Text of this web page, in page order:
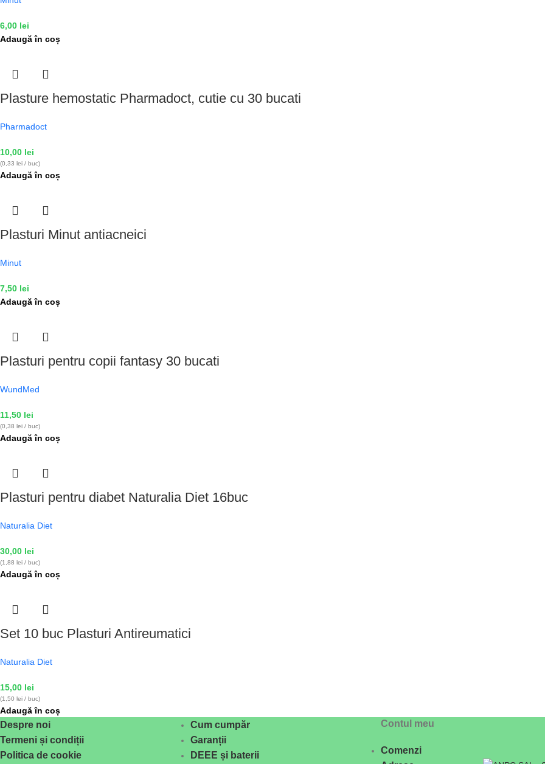
6,00 lei
Adaugă în coș
Plasture hemostatic Pharmadoct, cutie cu 30 bucati
Pharmadoct
10,00 lei
(0,33 lei / buc)
Adaugă în coș
Plasturi Minut antiacneici
Minut
7,50 lei
Adaugă în coș
Plasturi pentru copii fantasy 30 bucati
WundMed
11,50 lei
(0,38 lei / buc)
Adaugă în coș
Plasturi pentru diabet Naturalia Diet 16buc
Naturalia Diet
30,00 lei
(1,88 lei / buc)
Adaugă în coș
Set 10 buc Plasturi Antireumatici
Naturalia Diet
15,00 lei
(1,50 lei / buc)
Adaugă în coș
Despre noi
Termeni și condiții
Politica de cookie
Cum cumpăr
Garanții
DEEE și baterii
Contul meu
Comenzi